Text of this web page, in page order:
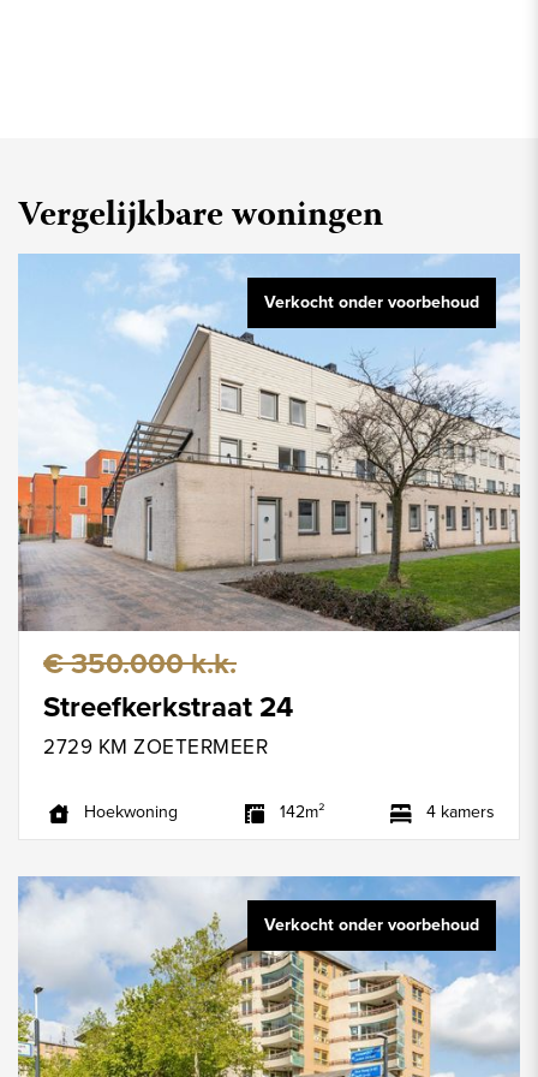
Vergelijkbare woningen
Verkocht onder voorbehoud
€ 350.000 k.k.
Streefkerkstraat 24
2729 KM ZOETERMEER
Hoekwoning 142m² 4 kamers
Verkocht onder voorbehoud